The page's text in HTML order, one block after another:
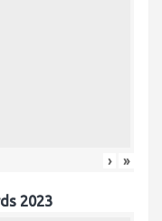
› »
2023